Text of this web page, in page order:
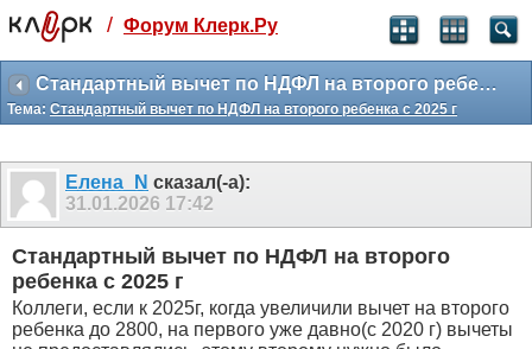
Святые угодники, Клерк без рекламы
прекрасен:)
месяц
3 месяца
259
₽
-10%
499 ₽
-15%
Отмена Оплатить
/ Форум Клерк.Ру
Стандартный вычет по НДФЛ на второго ребенка с 2025 г
Тема: Стандартный вычет по НДФЛ на второго ребенка с 2025 г
Елена_N сказал(-а):
31.01.2026 17:42
Стандартный вычет по НДФЛ на второго
ребенка с 2025 г
Коллеги, если к 2025г, когда увеличили вычет на второго
ребенка до 2800, на первого уже давно(с 2020 г) вычеты